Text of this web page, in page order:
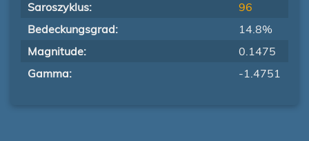
Saroszyklus:
96
Bedeckungsgrad:
14.8%
Magnitude:
0.1475
Gamma:
-1.4751